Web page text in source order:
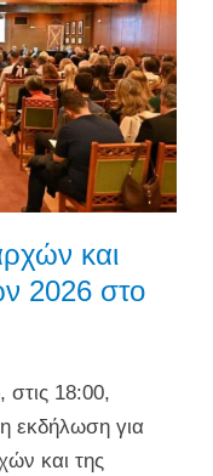
και
2026 στο
στις 18:00,
εκδήλωση για
και της